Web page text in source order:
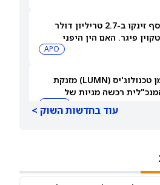
הזהב והכסף זינקו ב-2.7 טריליון דולר
פיגר. האם הין היפני
APO
מניית לומן טכנולוג'יס (LUMN) מזנקת
רכשה מניות של
אחריהם
עוד בחדשות השוק >